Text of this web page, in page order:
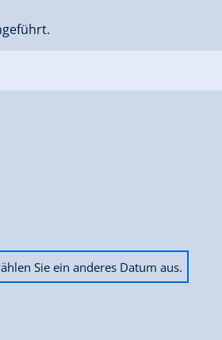
Sie ein anderes Datum aus.